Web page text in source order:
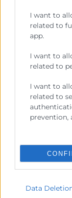
I want to
related to
app.
I want to
related to
I want to
related to
prevention,
Data
Enlaces de
Fondos
Sede Central
Tlf. 963 103 900
Benjamín